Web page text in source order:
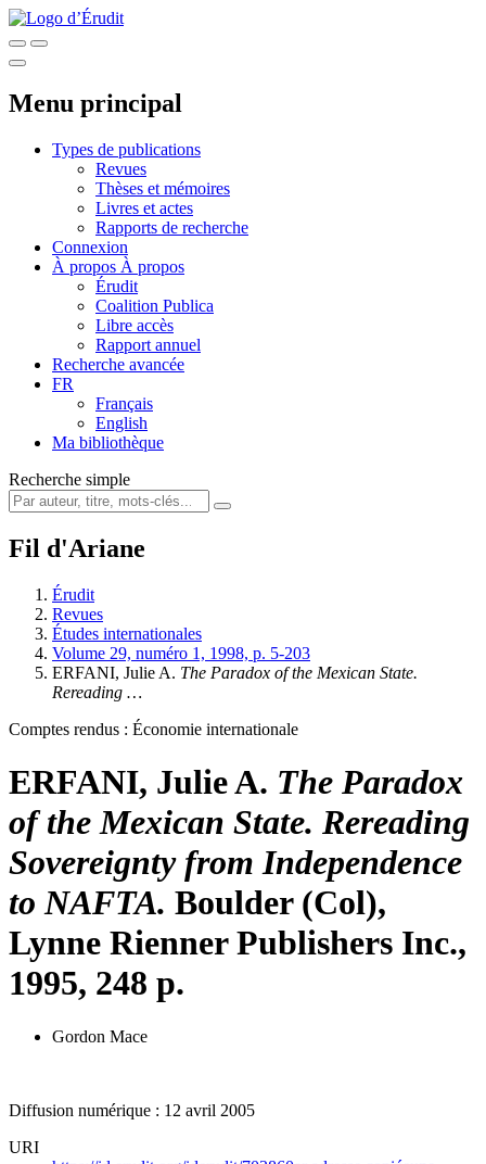
Menu principal
Types de publications
Revues
Thèses et mémoires
Livres et actes
Rapports de recherche
Connexion
À propos À propos
Érudit
Coalition Publica
Libre accès
Rapport annuel
Recherche avancée
FR
Français
English
Ma bibliothèque
Recherche simple
Fil d'Ariane
Érudit
Revues
Études internationales
Volume 29, numéro 1, 1998, p. 5-203
ERFANI, Julie A. The Paradox of the Mexican State.
Rereading …
Comptes rendus : Économie internationale
ERFANI, Julie A. The Paradox
of the Mexican State. Rereading
Sovereignty from Independence
to NAFTA. Boulder (Col),
Lynne Rienner Publishers Inc.,
1995, 248 p.
Gordon Mace
Diffusion numérique : 12 avril 2005
URI